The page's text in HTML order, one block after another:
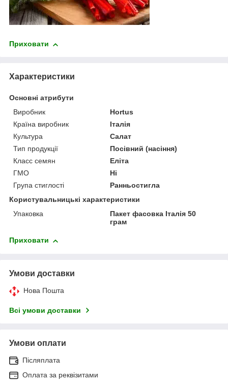
Приховати
Характеристики
Основні атрибути
Виробник
Hortus
Країна виробник
Італія
Культура
Салат
Тип продукції
Посівний (насіння)
Класс семян
Еліта
ГМО
Ні
Група стиглості
Ранньостигла
Користувальницькі характеристики
Упаковка
Пакет фасовка Італія 50
грам
Приховати
Умови доставки
Нова Пошта
Всі умови доставки
Умови оплати
Післяплата
Оплата за реквізитами